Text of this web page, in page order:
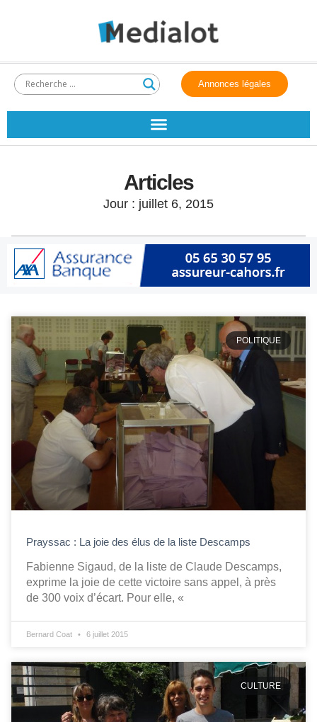
Annonces légales
Articles
Jour : juillet 6, 2015
POLITIQUE
Prayssac : La joie des élus de la liste Descamps
Fabienne Sigaud, de la liste de Claude Descamps,
exprime la joie de cette victoire sans appel, à près
de 300 voix d’écart. Pour elle, «
Bernard Coat 6 juillet 2015
CULTURE